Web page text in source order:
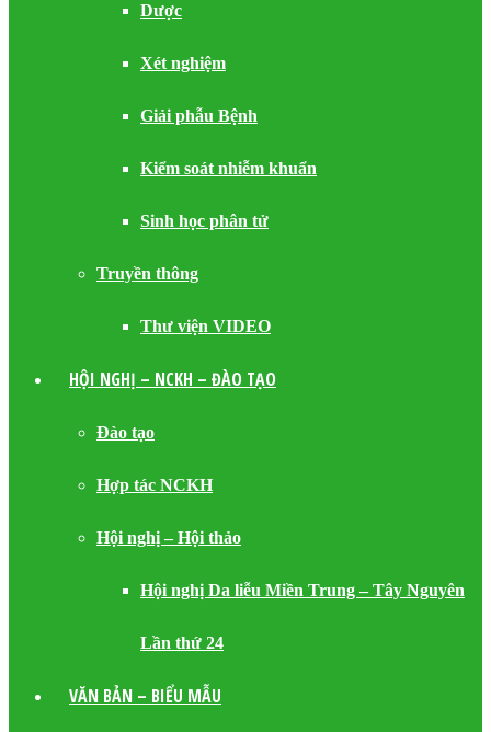
Dược
Xét nghiệm
Giải phẫu Bệnh
Kiểm soát nhiễm khuẩn
Sinh học phân tử
Truyền thông
Thư viện VIDEO
HỘI NGHỊ – NCKH – ĐÀO TẠO
Đào tạo
Hợp tác NCKH
Hội nghị – Hội thảo
Hội nghị Da liễu Miền Trung – Tây Nguyên
Lần thứ 24
VĂN BẢN – BIỂU MẪU